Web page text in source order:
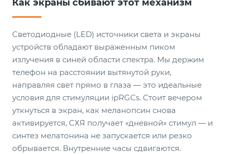
Как экраны сбивают этот механизм
Светодиодные (LED) источники света и экраны
устройств обладают выраженным пиком
излучения в синей области спектра. Мы держим
телефон на расстоянии вытянутой руки,
направляя свет прямо в глаза — это идеальные
условия для стимуляции ipRGCs. Стоит вечером
уткнуться в экран, как меланопсин снова
активируется, СХЯ получает «дневной» стимул — и
синтез мелатонина не запускается или резко
обрывается. Внутренние часы сдвигаются.